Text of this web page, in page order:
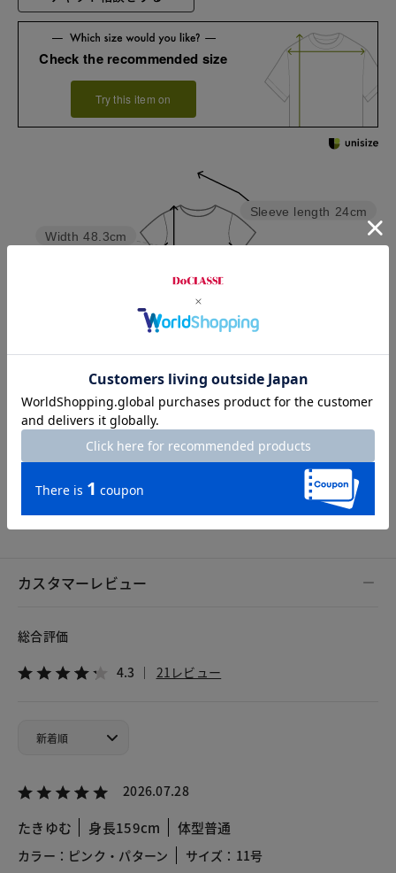
Check the recommended size
Try this item on
Sleeve length 24cm
Width 48.3cm
7号 9号 15号
カスタマーレビュー
総合評価
4.3 21レビュー
2026.07.28
たきゆむ 身長159cm 体型普通
カラー：ピンク・パターン
サイズ：11号